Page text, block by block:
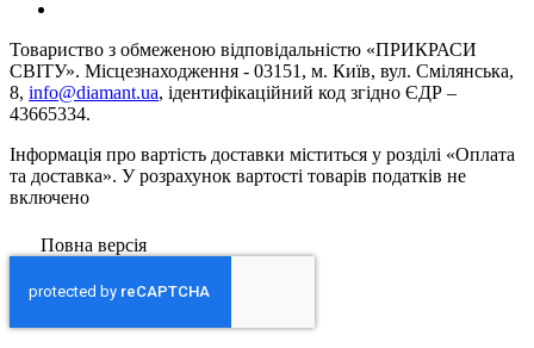
Товариство з обмеженою вiдповiдальнiстю «ПРИКРАСИ
СВІТУ». Місцезнаходження - 03151, м. Київ, вул. Смілянська,
8, info@diamant.ua, ідентифікаційний код згідно ЄДР –
43665334.
Інформація про вартість доставки міститься у розділі «Оплата
та доставка». У розрахунок вартості товарів податків не
включено
Повна версія